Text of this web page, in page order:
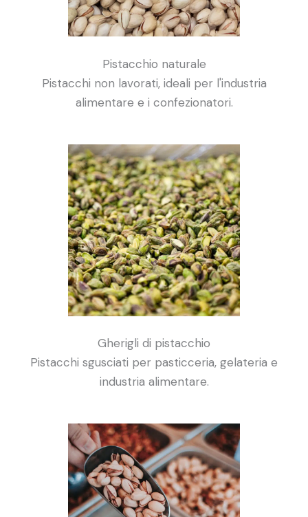
Pistacchio naturale
Pistacchi non lavorati, ideali per l'industria
alimentare e i confezionatori.
Gherigli di pistacchio
Pistacchi sgusciati per pasticceria, gelateria e
industria alimentare.